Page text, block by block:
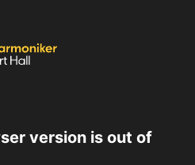
version is out of